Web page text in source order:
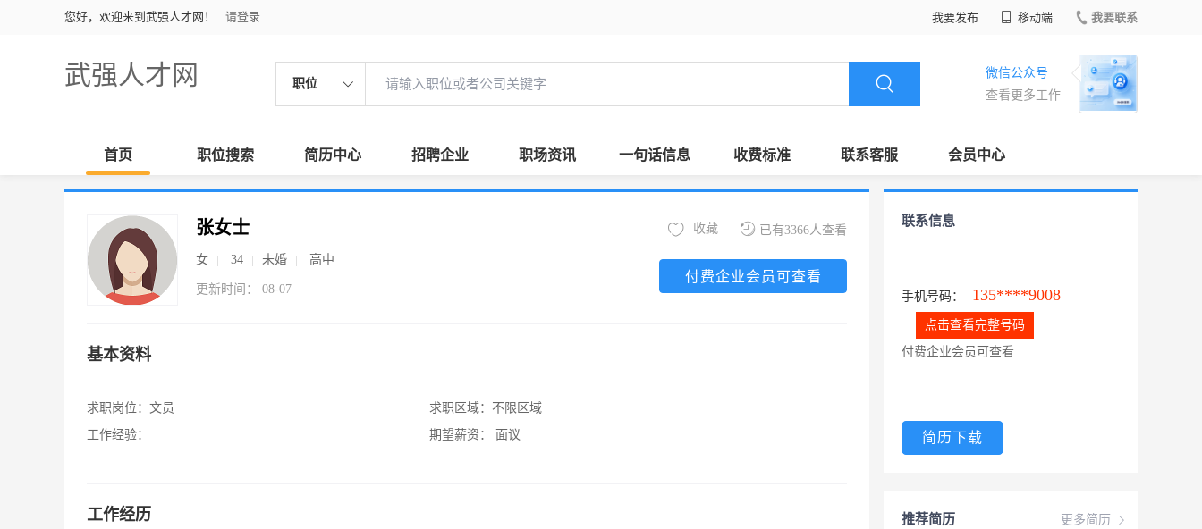
您好，欢迎来到武强人才网！ 请登录 我要发布 移动端 我要联系
武强人才网 职位
微信公众号
查看更多工作
首页 职位搜索 简历中心 招聘企业 职场资讯 一句话信息 收费标准 联系客服 会员中心
张女士
女 34 未婚 高中
更新时间： 08-07
已有3366人查看
收藏
付费企业会员可查看
基本资料
求职岗位： 文员
工作经验：
求职区域： 不限区域
期望薪资：
面议
工作经历
联系信息
手机号码： 135****9008
点击查看完整号码
付费企业会员可查看
简历下载
更多简历
推荐简历